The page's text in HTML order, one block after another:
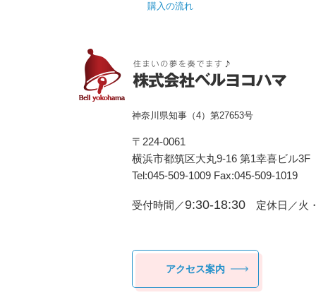
購入の流れ
神奈川県知事（4）第27653号
〒224-0061
横浜市都筑区⼤丸9-16 第1幸喜ビル3F
Tel:045-509-1009 Fax:045-509-1019
受付時間／9:30-18:30 定休日／火
アクセス案内